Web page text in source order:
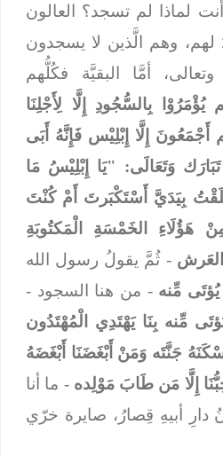
لماذا لم تسجد؟ العالون
وهم الَّذين لا يسجدون
أمَّا البقيَّة فكُلُّهم
يُؤْمَرُوْا بِالسُّجُودِ إِلَّا لِأَجْلِنَا
إِلَّا إِبْلِيْس فَإِنَّهُ أَبَى
وَتَعَالَى: "يَا إِبْلِيْسُ مَا
بِيَدَيَّ أَسْتَكْبَرتَ أَمْ كُنْتَ
هَؤُلَاءِ الخَمْسَةِ الْمَكتُوبَةِ
- ثُمَّ يقولُ رسول الله
مِّنه- من هنا السجود -
مِّنه
بِنَا يَهْتَدِي الْمُهْتَدُون
جَنَّتَه وَمَنْ أَبْغَضَنَا أَبْغَضَهُ
إِلَّا مَن طَابَ مَوْلِده- ما أنا
أبيهِ قِصارُ، صايرة خرّي